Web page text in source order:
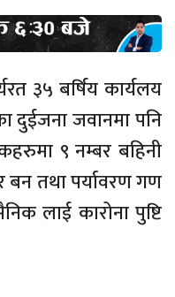
३५ बर्षिय कार्यलय
दुईजना जवानमा पनि
९ नम्बर बहिनी
बन तथा पर्यावरण गण
लाई कारोना पुष्टि